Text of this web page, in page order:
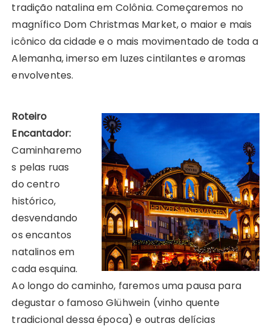
tradição natalina em Colônia. Começaremos no
magnífico Dom Christmas Market, o maior e mais
icônico da cidade e o mais movimentado de toda a
Alemanha, imerso em luzes cintilantes e aromas
envolventes.
Roteiro
Encantador:
Caminharemo
s pelas ruas
do centro
histórico,
desvendando
os encantos
natalinos em
cada esquina.
Ao longo do caminho, faremos uma pausa para
degustar o famoso Glühwein (vinho quente
tradicional dessa época) e outras delícias